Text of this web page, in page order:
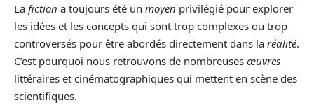
La fiction a toujours été un moyen privilégié pour explorer
les idées et les concepts qui sont trop complexes ou trop
controversés pour être abordés directement dans la réalité.
C’est pourquoi nous retrouvons de nombreuses œuvres
littéraires et cinématographiques qui mettent en scène des
scientifiques.